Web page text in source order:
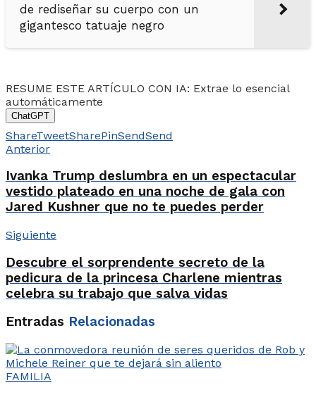
de rediseñar su cuerpo con un
gigantesco tatuaje negro
RESUME ESTE ARTÍCULO CON IA: Extrae lo esencial
automáticamente
ChatGPT
ShareTweetSharePinSendSend
Anterior
Ivanka Trump deslumbra en un espectacular
vestido plateado en una noche de gala con
Jared Kushner que no te puedes perder
Siguiente
Descubre el sorprendente secreto de la
pedicura de la princesa Charlene mientras
celebra su trabajo que salva vidas
Entradas Relacionadas
FAMILIA